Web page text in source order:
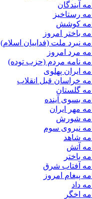
آیندگان
رستاخیز
کوشش
باختر امروز
نبرد ملت (فداییان اسلام)
مرد امروز
نامه مردم (حزب توده)
ایران پهلوی
خراسان قبل انقلاب
گلستان
بسوی آینده
مهر ایران
شورش
نیروی سوم
شاهد
آتش
باختر
آفتاب شرق
پیغام امروز
داد
اخگر